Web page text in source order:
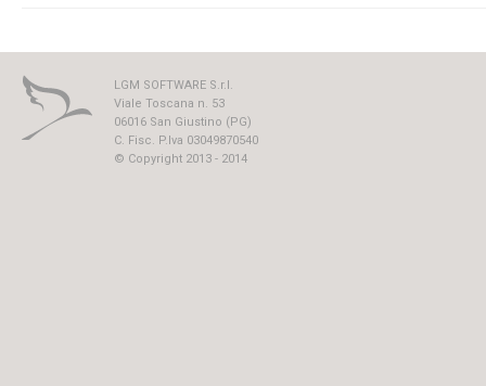
LGM SOFTWARE S.r.l.
Viale Toscana n. 53
06016 San Giustino (PG)
C. Fisc. P.Iva 03049870540
© Copyright 2013 - 2014